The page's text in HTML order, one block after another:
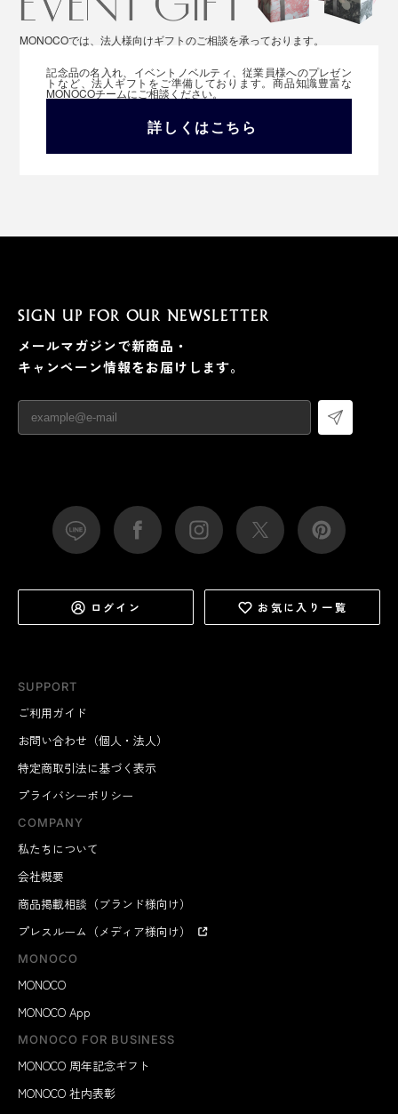
MONOCOでは、法人様向けギフトのご相談を承っております。
記念品の名入れ、イベントノベルティ、従業員様へのプレゼン
トなど、法人ギフトをご準備しております。商品知識豊富な
MONOCOチームにご相談ください。
詳しくはこちら
SUPPORT
ご利用ガイド
お問い合わせ（個人・法人）
特定商取引法に基づく表示
プライバシーポリシー
COMPANY
私たちについて
会社概要
商品掲載相談（ブランド様向け）
プレスルーム（メディア様向け）
MONOCO
MONOCO
MONOCO App
MONOCO FOR BUSINESS
MONOCO 周年記念ギフト
MONOCO 社内表彰
SIGN UP FOR OUR NEWSLETTER
メールマガジンで新商品・
キャンペーン情報をお届けします。
ログイン お気に入り一覧